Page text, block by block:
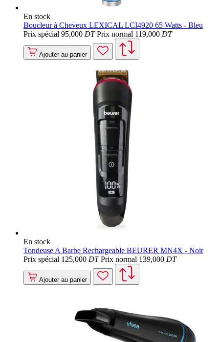
En stock
Boucleur à Cheveux LEXICAL LCI4920 65 Watts - Bleu
Prix spécial 95,000 DT Prix normal 119,000 DT
Ajouter au panier
En stock
Tondeuse A Barbe Rechargeable BEURER MN4X - Noir
Prix spécial 125,000 DT Prix normal 139,000 DT
Ajouter au panier